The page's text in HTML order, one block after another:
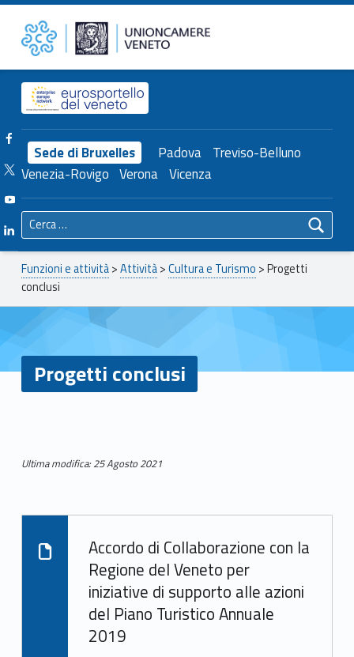
Progetti conclusi – Unioncamere del Veneto Unioncamere del Veneto
Header info sidebar
Sede di Bruxelles Padova Treviso-Belluno
Venezia-Rovigo Verona Vicenza
Facebook Unioncamere Veneto
Twitter Unioncamere Veneto
Youtube Unioncamere Veneto
Linkedin Unioncamere Veneto
Ricerca per:
Breadcrumbs navigation
Funzioni e attività>Attività>Cultura e Turismo >Progetti
conclusi
Progetti conclusi
P
o
Ultima modifica: 25 Agosto 2021
Lista delle pagine figlie:
Leggi oltre su "Accordo di Collaborazione con la Regione del Veneto per iniziative di supporto alle azioni del Piano Turistico Annuale 2019"
Accordo di Collaborazione con la
Regione del Veneto per
iniziative di supporto alle azioni
del Piano Turistico Annuale
2019